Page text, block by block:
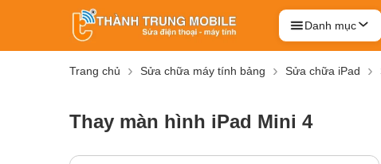
Danh mục
Trang chủ Sửa chữa máy tính bảng Sửa chữa iPad
Thay màn hình iPad Mini 4